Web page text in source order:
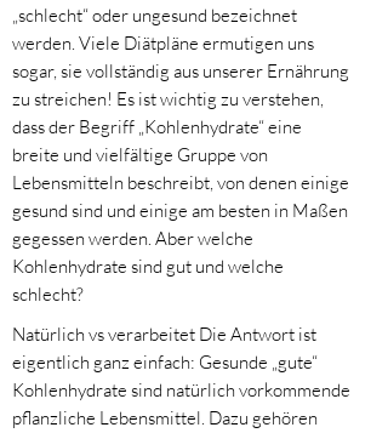
„schlecht“ oder ungesund bezeichnet
werden. Viele Diätpläne ermutigen uns
sogar, sie vollständig aus unserer Ernährung
zu streichen! Es ist wichtig zu verstehen,
dass der Begriff „Kohlenhydrate“ eine
breite und vielfältige Gruppe von
Lebensmitteln beschreibt, von denen einige
gesund sind und einige am besten in Maßen
gegessen werden. Aber welche
Kohlenhydrate sind gut und welche
schlecht?
Natürlich vs verarbeitet Die Antwort ist
eigentlich ganz einfach: Gesunde „gute“
Kohlenhydrate sind natürlich vorkommende
pflanzliche Lebensmittel. Dazu gehören